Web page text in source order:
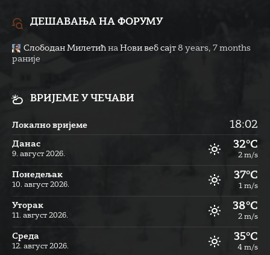
ДЕШАВАЊА НА ФОРУМУ
Слободан Милетић на Нови веб сајт 8 years, 7 months
раније
ВРИЈЕМЕ У ЧЕЧАВИ
Локално вријеме 18:02
Данас
9. август 2026.
32°C
2 m/s
Понедељак
10. август 2026.
37°C
1 m/s
Уторак
11. август 2026.
38°C
2 m/s
Cреда
12. август 2026.
35°C
4 m/s